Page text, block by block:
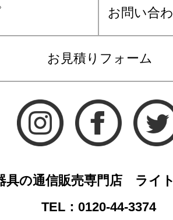
お問い合
お見積りフォーム
具の通信販売専門店 ライ
TEL：0120-44-3374